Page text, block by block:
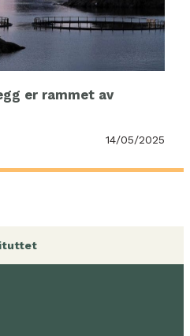
er rammet av
14/05/2025